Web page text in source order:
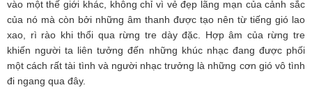
vào một thế giới khác, không chỉ vì vẻ đẹp lãng mạn của cảnh sắc
của nó mà còn bởi những âm thanh được tạo nên từ tiếng gió lao
xao, rì rào khi thổi qua rừng tre dày đặc. Hợp âm của rừng tre
khiến người ta liên tưởng đến những khúc nhạc đang được phối
một cách rất tài tình và người nhạc trưởng là những cơn gió vô tình
đi ngang qua đây.